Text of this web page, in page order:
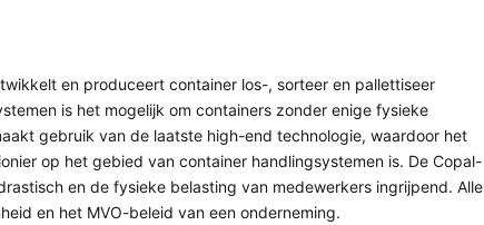
en produceert container los-, sorteer en pallettiseer
is het mogelijk om containers zonder enige fysieke
gebruik van de laatste high-end technologie, waardoor het
op het gebied van container handlingsystemen is. De Copal-
en de fysieke belasting van medewerkers ingrijpend. Alle
en het MVO-beleid van een onderneming.